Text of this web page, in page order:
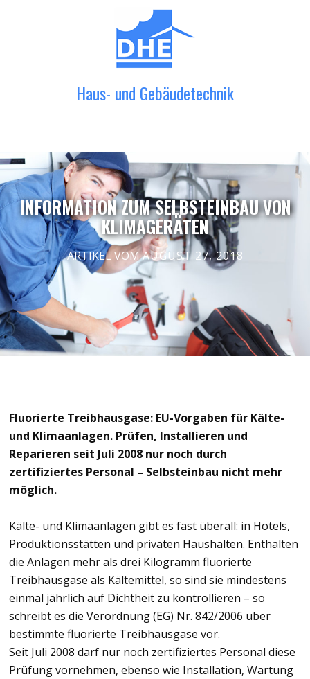
Haus- und Gebäudetechnik
INFORMATION ZUM SELBSTEINBAU VON
KLIMAGERÄTEN
ARTIKEL VOMAUGUST 27, 2018
Fluorierte Treibhausgase: EU-Vorgaben für Kälte-
und Klimaanlagen. Prüfen, Installieren und
Reparieren seit Juli 2008 nur noch durch
zertifiziertes Personal – Selbsteinbau nicht mehr
möglich.
Kälte- und Klimaanlagen gibt es fast überall: in Hotels,
Produktionsstätten und privaten Haushalten. Enthalten
die Anlagen mehr als drei Kilogramm fluorierte
Treibhausgase als Kältemittel, so sind sie mindestens
einmal jährlich auf Dichtheit zu kontrollieren – so
schreibt es die Verordnung (EG) Nr. 842/2006 über
bestimmte fluorierte Treibhausgase vor.
Seit Juli 2008 darf nur noch zertifiziertes Personal diese
Prüfung vornehmen, ebenso wie Installation, Wartung